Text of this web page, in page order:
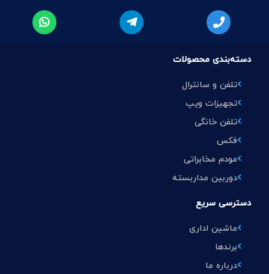
دسته‌بندی محصولات
تلفن و سانترال
تجهیزات ویپ
تلفن خانگی
فکس
مودم مخابراتی
دوربین مداربسته
دسترسی سریع
ماشین اداری
برندها
درباره ما